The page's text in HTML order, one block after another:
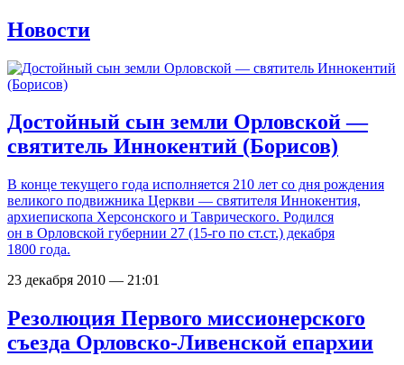
Новости
Достойный сын земли Орловской —
святитель Иннокентий (Борисов)
В конце текущего года исполняется 210 лет со дня рождения
великого подвижника Церкви — святителя Иннокентия,
архиепископа Херсонского и Таврического. Родился
он в Орловской губернии 27 (15-го по ст.ст.) декабря
1800 года.
23 декабря 2010 — 21:01
Резолюция Первого миссионерского
съезда Орловско-Ливенской епархии